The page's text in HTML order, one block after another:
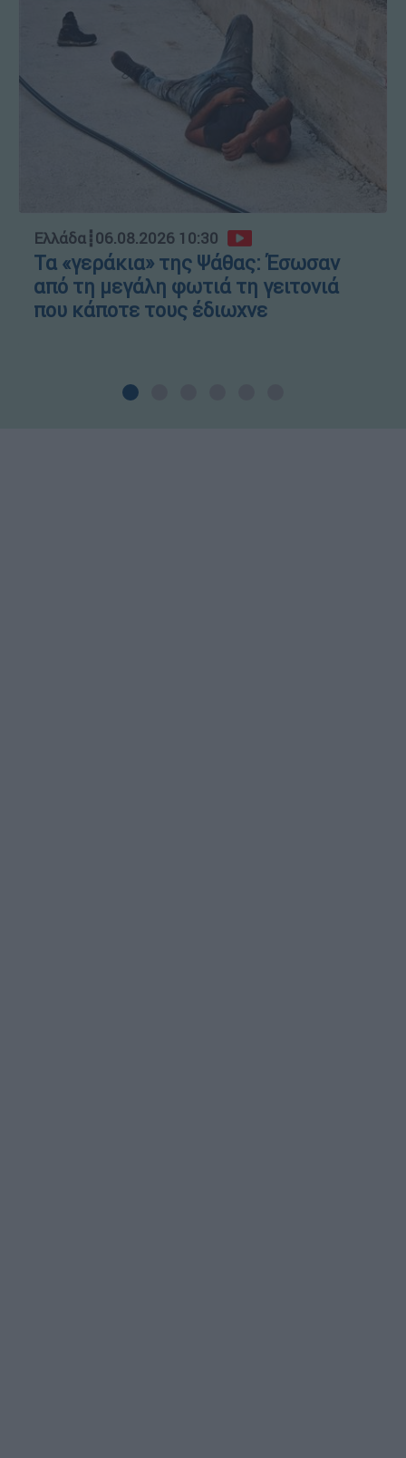
Ελλάδα┋06.08.2026 10:30
Τα «γεράκια» της Ψάθας: Έσωσαν
από τη μεγάλη φωτιά τη γειτονιά
που κάποτε τους έδιωχνε